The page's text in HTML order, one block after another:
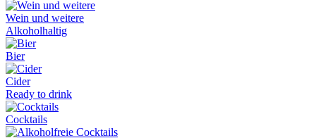
Wein und weitere
Alkoholhaltig
Bier
Cider
Ready to drink
Cocktails